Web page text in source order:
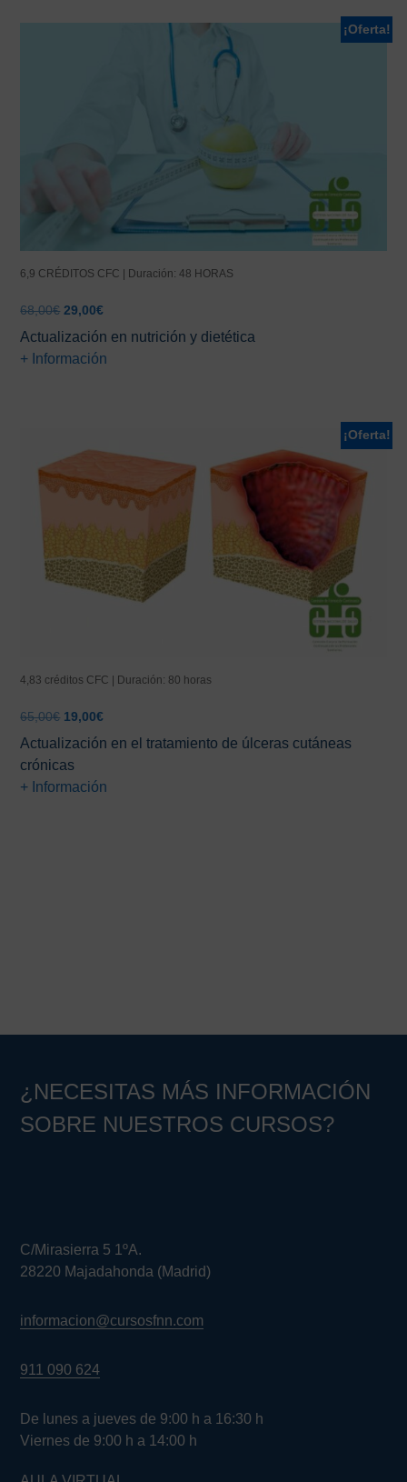
¡Oferta!
6,9 CRÉDITOS CFC | Duración: 48 HORAS
68,00€ El
precio
original
era:
29,00€El
actual
es:
Actualización en nutrición y dietética
+ Información
¡Oferta!
4,83 créditos CFC | Duración: 80 horas
65,00€ El
precio
original
era:
65,00€.
19,00€El
actual
19,00€.
Actualización en el tratamiento de úlceras cutáneas
crónicas
+ Información
¿NECESITAS MÁS INFORMACIÓN
SOBRE NUESTROS CURSOS?
C/Mirasierra 5 1ºA.
28220 Majadahonda (Madrid)
informacion@cursosfnn.com
911 090 624
De lunes a jueves de 9:00 h a 16:30 h
Viernes de 9:00 h a 14:00 h